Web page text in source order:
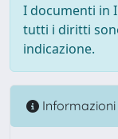
I documenti in
tutti i diritti
indicazione.
Informazioni